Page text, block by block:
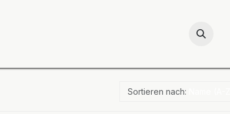
UNICORN-Launch 2026
Sortieren nach: